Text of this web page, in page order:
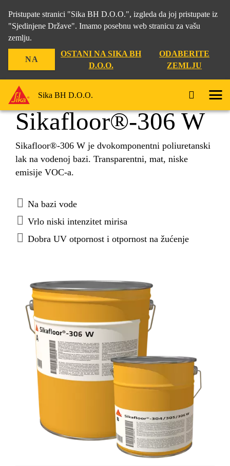
Pristupate stranici "Sika BH D.O.O.", izgleda da joj pristupate iz
"Sjedinjene Države". Imamo posebnu web stranicu za vašu
zemlju.
NA
OSTANI NA SIKA BH
D.O.O.
ODABERITE
ZEMLJU
Sika BH D.O.O.
... Sikafloor®-306 W
Sikafloor®-306 W
Sikafloor®-306 W je dvokomponentni poliuretanski
lak na vodenoj bazi. Transparentni, mat, niske
emisije VOC-a.
Na bazi vode
Vrlo niski intenzitet mirisa
Dobra UV otpornost i otpornost na žućenje